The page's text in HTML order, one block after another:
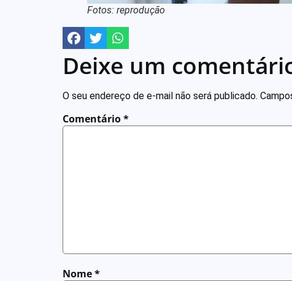
Fotos: reprodução
Deixe um
O seu endereço de e-mail não será publicado.
Comentário*
Nome*